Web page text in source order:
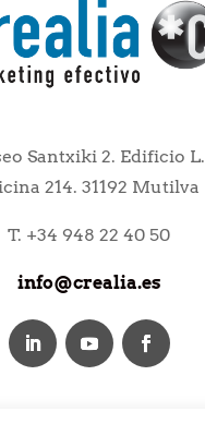
Santxiki 2. Edificio L.
214. 31192 Mutilva
T. +34 948 22 40 50
info@crealia.es